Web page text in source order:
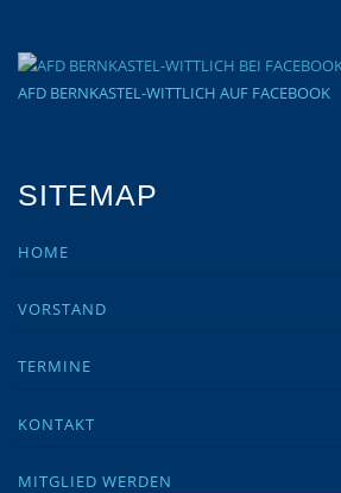
AFD BERNKASTEL-WITTLICH AUF FACEBOOK
SITEMAP
HOME
VORSTAND
TERMINE
KONTAKT
MITGLIED WERDEN